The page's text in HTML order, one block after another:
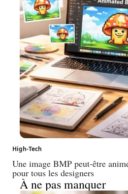
High-Tech
Une image BMP peut-être
pour tous les designers
À ne pas manquer